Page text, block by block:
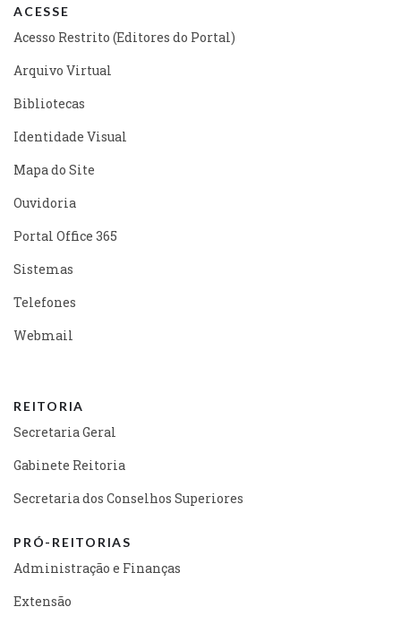
ACESSE
Acesso Restrito (Editores do Portal)
Arquivo Virtual
Bibliotecas
Identidade Visual
Mapa do Site
Ouvidoria
Portal Office 365
Sistemas
Telefones
Webmail
REITORIA
Secretaria Geral
Gabinete Reitoria
Secretaria dos Conselhos Superiores
PRÓ-REITORIAS
Administração e Finanças
Extensão